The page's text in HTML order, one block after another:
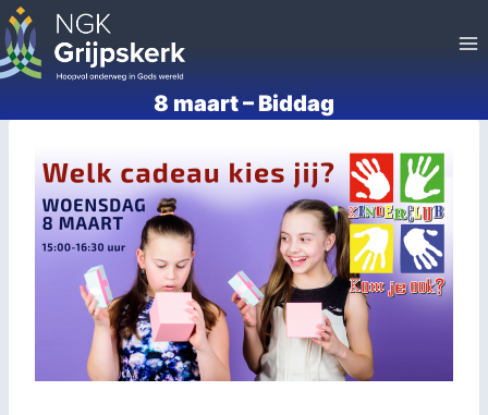
Doorgaan
naar
inhoud
8 maart – Biddag